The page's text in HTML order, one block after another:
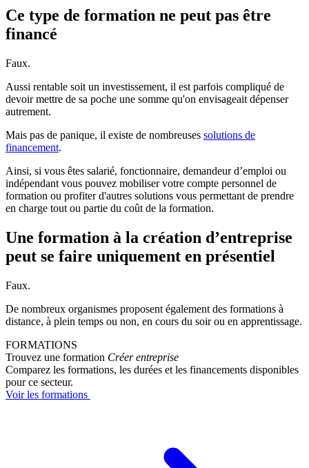
Ce type de formation ne peut pas être
financé
Faux.
Aussi rentable soit un investissement, il est parfois compliqué de
devoir mettre de sa poche une somme qu'on envisageait dépenser
autrement.
Mais pas de panique, il existe de nombreuses solutions de
financement.
Ainsi, si vous êtes salarié, fonctionnaire, demandeur d’emploi ou
indépendant vous pouvez mobiliser votre compte personnel de
formation ou profiter d'autres solutions vous permettant de prendre
en charge tout ou partie du coût de la formation.
Une formation à la création d’entreprise
peut se faire uniquement en présentiel
Faux.
De nombreux organismes proposent également des formations à
distance, à plein temps ou non, en cours du soir ou en apprentissage.
FORMATIONS
Trouvez une formation Créer entreprise
Comparez les formations, les durées et les financements disponibles
pour ce secteur.
Voir les formations